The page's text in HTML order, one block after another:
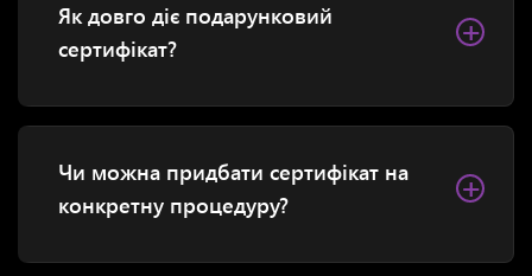
Як довго діє подарунковий
сертифікат?
+
Чи можна придбати сертифікат на
конкретну процедуру?
+